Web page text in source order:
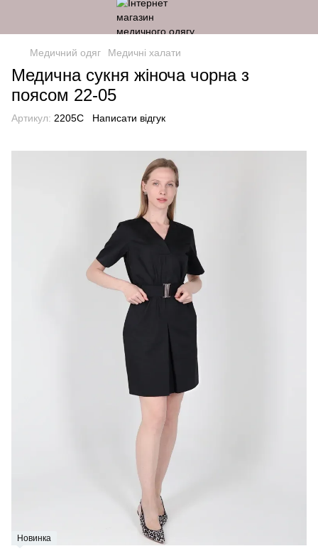
Медичний одяг Медичні халати
Медична сукня жіноча чорна з
поясом 22-05
Артикул: 2205C Написати відгук
Новинка